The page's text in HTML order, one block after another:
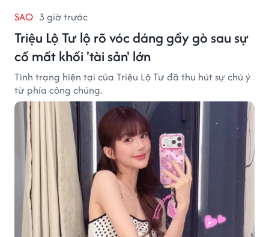
SAO 3 giờ trước
Triệu Lộ Tư lộ rõ vóc dáng gầy gò sau sự
cố mất khối 'tài sản' lớn
Tình trạng hiện tại của Triệu Lộ Tư đã thu hút sự chú ý
từ phía công chúng.